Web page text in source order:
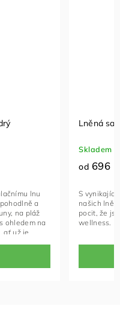
lnu
a
na pláž
ohledem na
, ať už je
a žíňku
Velikost:
potřeby rádi
Lněná
Skladem
od 696
S
našich
pocit, že
wellness.